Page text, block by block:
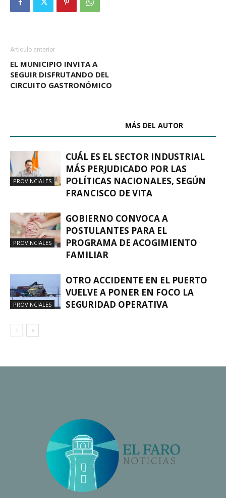
Artículo anterior
EL MUNICIPIO INVITA A
SEGUIR DISFRUTANDO DEL
CIRCUITO GASTRONÓMICO
MÁS DEL AUTOR
PROVINCIALES
CUÁL ES EL SECTOR INDUSTRIAL
MÁS PERJUDICADO POR LAS
POLÍTICAS NACIONALES, SEGÚN
FRANCISCO DE VITA
PROVINCIALES
GOBIERNO CONVOCA A
POSTULANTES PARA EL
PROGRAMA DE ACOGIMIENTO
FAMILIAR
PROVINCIALES
OTRO ACCIDENTE EN EL PUERTO
VUELVE A PONER EN FOCO LA
SEGURIDAD OPERATIVA